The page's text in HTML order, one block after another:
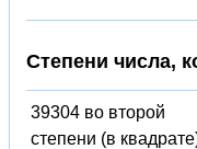
Степени числа,
39304 во второй
степени (в